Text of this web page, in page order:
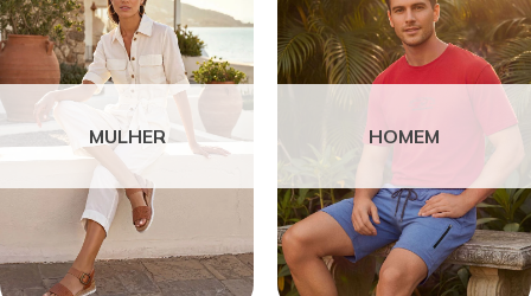
MULHER HOMEM